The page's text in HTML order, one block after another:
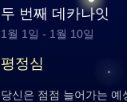
두 번째 데카나잇
1월 1일 - 1월 10일
평정심
당신은 점점 늘어가는